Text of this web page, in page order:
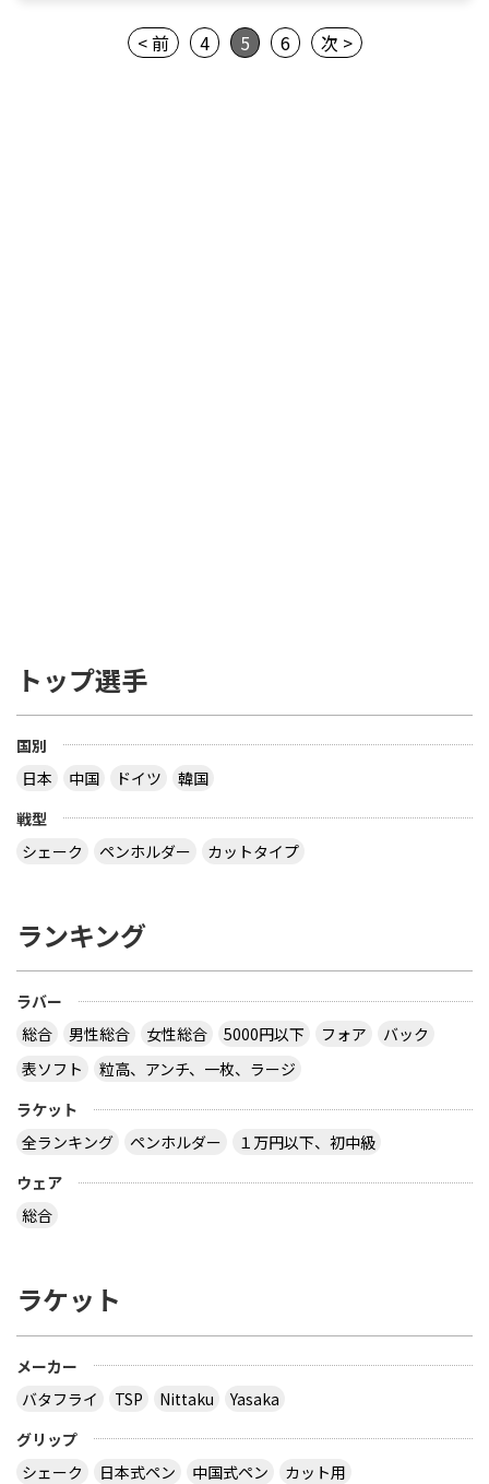
< 前 4 5 6 次 >
トップ選手
国別
日本
中国 ドイツ
韓国
戦型
シェーク
ペンホルダー カットタイプ
ランキング
ラバー
総合
男性総合 女性総合 5000円以下 フォア
バック
表ソフト
粒高、アンチ、一枚、ラージ
ラケット
全ランキング
ペンホルダー
１万円以下、初中級
ウェア
総合
ラケット
メーカー
バタフライ
TSP Nittaku
Yasaka
グリップ
シェーク
日本式ペン 中国式ペン
カット用